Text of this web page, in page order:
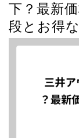
下？最新
段とお得